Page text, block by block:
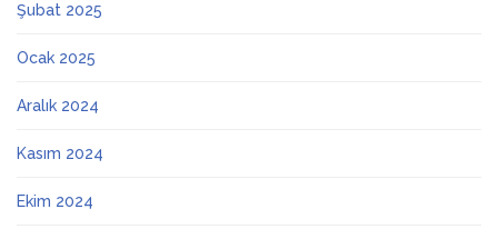
Şubat 2025
Ocak 2025
Aralık 2024
Kasım 2024
Ekim 2024